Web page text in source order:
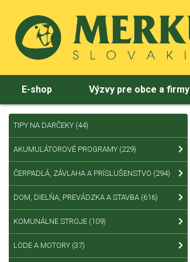
E-shop Výzvy pre obce a firmy
TIPY NA DARČEKY (44)
AKUMULÁTOROVÉ PROGRAMY (229)
ČERPADLÁ, ZÁVLAHA A PRÍSLUŠENSTVO (294)
DOM, DIELŇA, PREVÁDZKA A STAVBA (616)
KOMUNÁLNE STROJE (109)
LODE A MOTORY (37)